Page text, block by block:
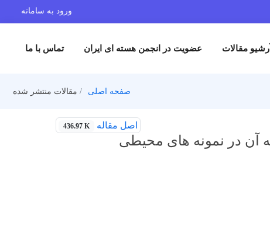
ورود به سامانه
آرشیو مقالات عضویت در انجمن هسته ای ایران تماس با ما
صفحه اصلی مقالات منتشر شده
اصل مقاله 436.97 K